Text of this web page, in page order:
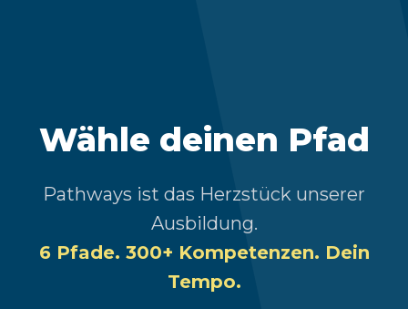
Wähle deinen Pfad
Pathways ist das Herzstück unserer
Ausbildung.
6 Pfade. 300+ Kompetenzen. Dein
Tempo.